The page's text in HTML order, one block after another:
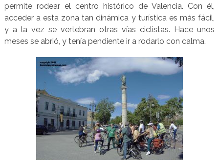
permite rodear el centro histórico de Valencia. Con él,
acceder a esta zona tan dinámica y turística es más fácil,
y a la vez se vertebran otras vías ciclistas. Hace unos
meses se abrió, y tenía pendiente ir a rodarlo con calma.